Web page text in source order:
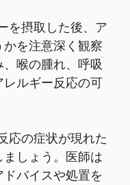
を摂取した後、ア
を注意深く観察
喉の腫れ、呼吸
ルギー反応の可
応の症状が現れた
しょう。医師は
バイスや処置を